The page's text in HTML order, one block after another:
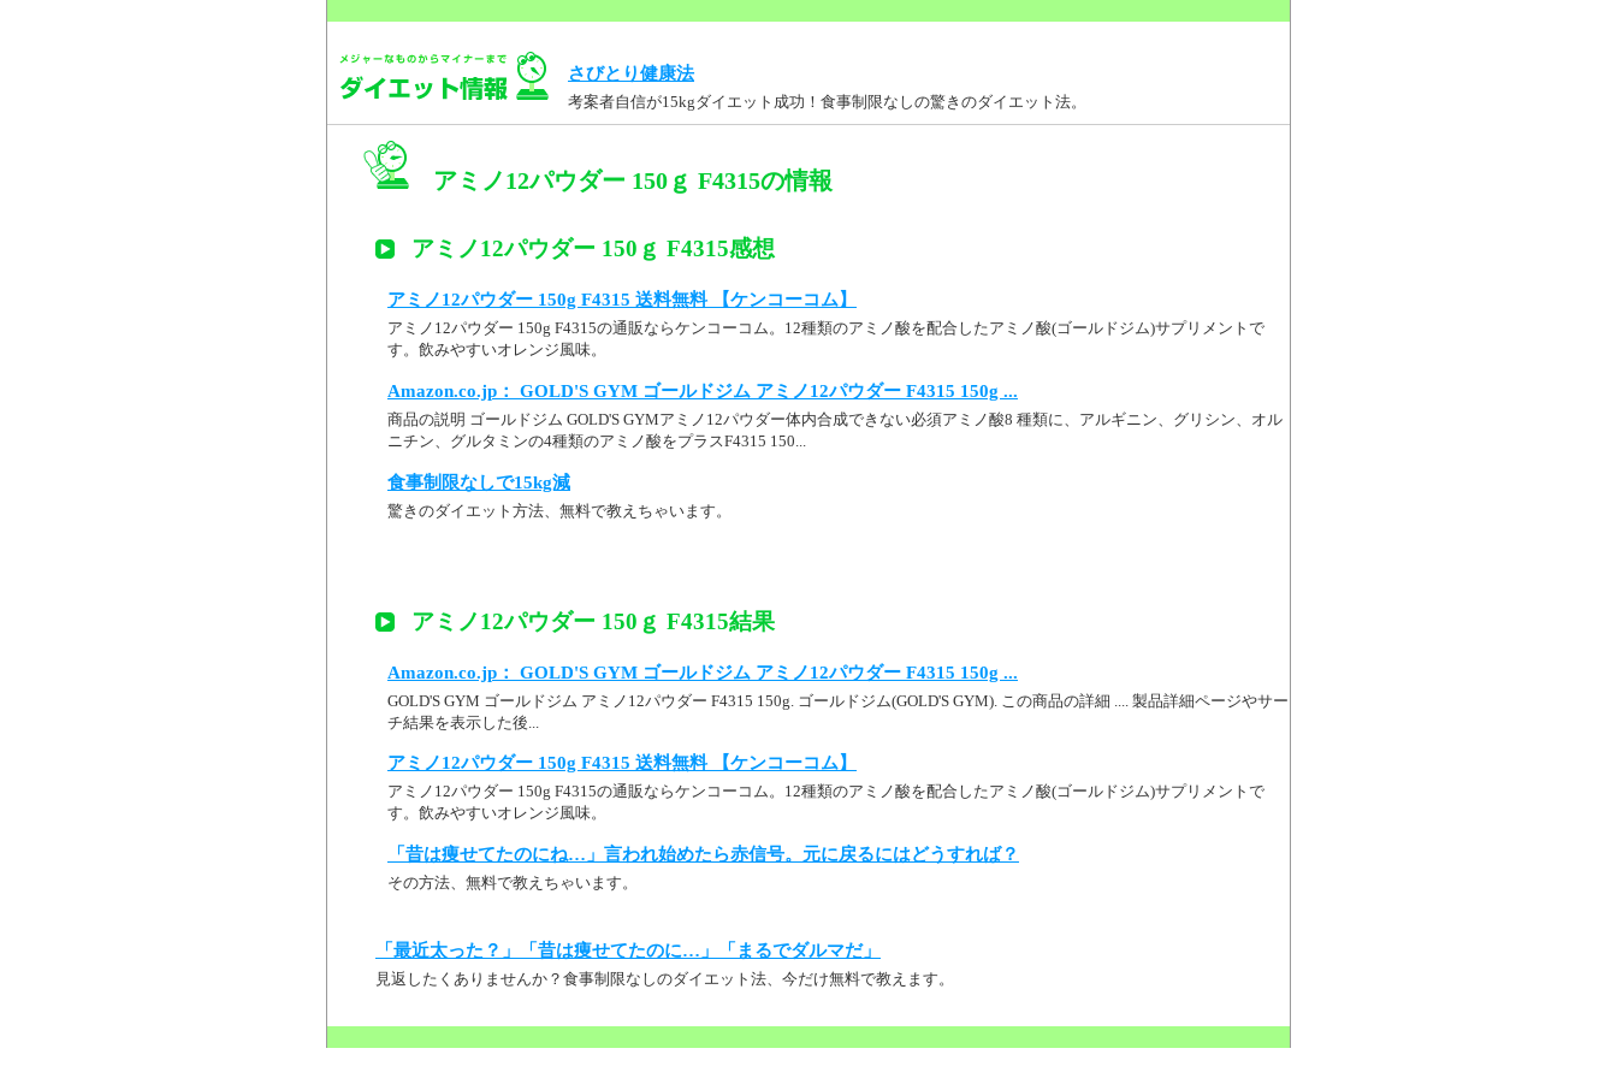
さびとり健康法
考案者自信が15kgダイエット成功！食事制限なしの驚きのダイエット法。
アミノ12パウダー 150ｇ F4315の情報
アミノ12パウダー 150ｇ F4315感想
アミノ12パウダー 150g F4315 送料無料 【ケンコーコム】
アミノ12パウダー 150g F4315の通販ならケンコーコム。12種類のアミノ酸を配合したアミノ酸(ゴールドジム)サプリメントで
す。飲みやすいオレンジ風味。
Amazon.co.jp： GOLD'S GYM ゴールドジム アミノ12パウダー F4315 150g ...
商品の説明 ゴールドジム GOLD'S GYMアミノ12パウダー体内合成できない必須アミノ酸8 種類に、アルギニン、グリシン、オル
ニチン、グルタミンの4種類のアミノ酸をプラスF4315 150...
食事制限なしで15kg減
驚きのダイエット方法、無料で教えちゃいます。
アミノ12パウダー 150ｇ F4315結果
Amazon.co.jp： GOLD'S GYM ゴールドジム アミノ12パウダー F4315 150g ...
GOLD'S GYM ゴールドジム アミノ12パウダー F4315 150g. ゴールドジム(GOLD'S GYM). この商品の詳細 .... 製品詳細ページやサー
チ結果を表示した後...
アミノ12パウダー 150g F4315 送料無料 【ケンコーコム】
アミノ12パウダー 150g F4315の通販ならケンコーコム。12種類のアミノ酸を配合したアミノ酸(ゴールドジム)サプリメントで
す。飲みやすいオレンジ風味。
「昔は痩せてたのにね…」言われ始めたら赤信号。元に戻るにはどうすれば？
その方法、無料で教えちゃいます。
「最近太った？」「昔は痩せてたのに…」「まるでダルマだ」
見返したくありませんか？食事制限なしのダイエット法、今だけ無料で教えます。